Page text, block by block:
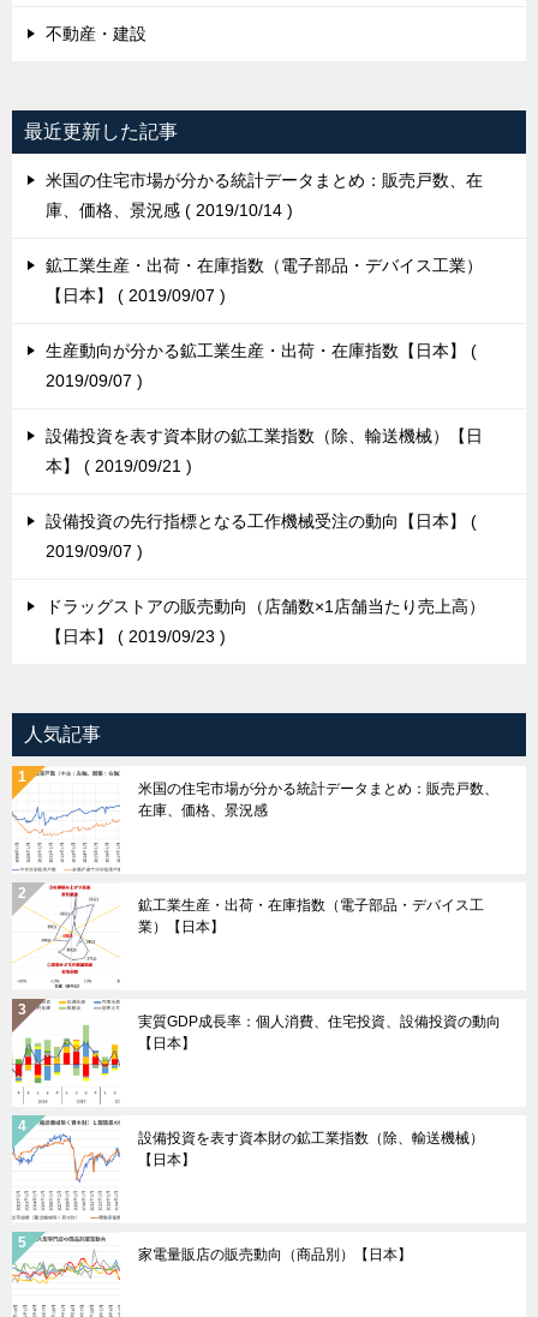
不動産・建設
最近更新した記事
米国の住宅市場が分かる統計データまとめ：販売戸数、在
庫、価格、景況感
2019/10/14
鉱工業生産・出荷・在庫指数（電子部品・デバイス工業）
【日本】
2019/09/07
生産動向が分かる鉱工業生産・出荷・在庫指数【日本】
2019/09/07
設備投資を表す資本財の鉱工業指数（除、輸送機械）【日
本】
2019/09/21
設備投資の先行指標となる工作機械受注の動向【日本】
2019/09/07
ドラッグストアの販売動向（店舗数×1店舗当たり売上高）
【日本】
2019/09/23
人気記事
米国の住宅市場が分かる統計データまとめ：販売戸数、
在庫、価格、景況感
鉱工業生産・出荷・在庫指数（電子部品・デバイス工
業）【日本】
実質GDP成長率：個人消費、住宅投資、設備投資の動向
【日本】
設備投資を表す資本財の鉱工業指数（除、輸送機械）
【日本】
家電量販店の販売動向（商品別）【日本】